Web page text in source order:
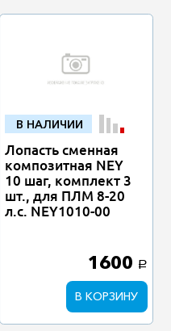
В НАЛИЧИИ
Лопасть сменная
композитная NEY
10 шаг, комплект 3
шт., для ПЛМ 8-20
л.с. NEY1010-00
1600 a
В КОРЗИНУ